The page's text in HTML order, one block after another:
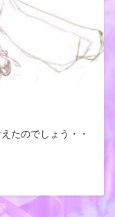
たのでしょう・・